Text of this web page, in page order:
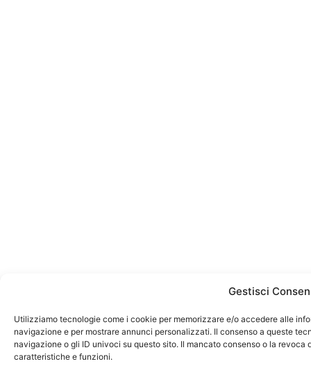
Gestisci
Utilizziamo tecnologie come i cookie per memorizzare e/o accedere alle
navigazione e per mostrare annunci personalizzati. Il consenso a queste
navigazione o gli ID univoci su questo sito. Il mancato consenso o la
caratteristiche e funzioni.